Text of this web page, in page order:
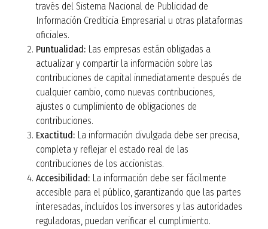
través del Sistema Nacional de Publicidad de
Información Crediticia Empresarial u otras plataformas
oficiales.
Puntualidad: Las empresas están obligadas a
actualizar y compartir la información sobre las
contribuciones de capital inmediatamente después de
cualquier cambio, como nuevas contribuciones,
ajustes o cumplimiento de obligaciones de
contribuciones.
Exactitud: La información divulgada debe ser precisa,
completa y reflejar el estado real de las
contribuciones de los accionistas.
Accesibilidad: La información debe ser fácilmente
accesible para el público, garantizando que las partes
interesadas, incluidos los inversores y las autoridades
reguladoras, puedan verificar el cumplimiento.